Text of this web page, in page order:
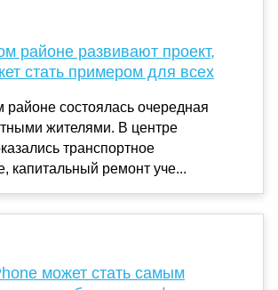
районе развивают проект,
стать примером для всех
районе состоялась очередная
жителями. В центре
транспортное
капитальный ремонт уче...
может стать самым